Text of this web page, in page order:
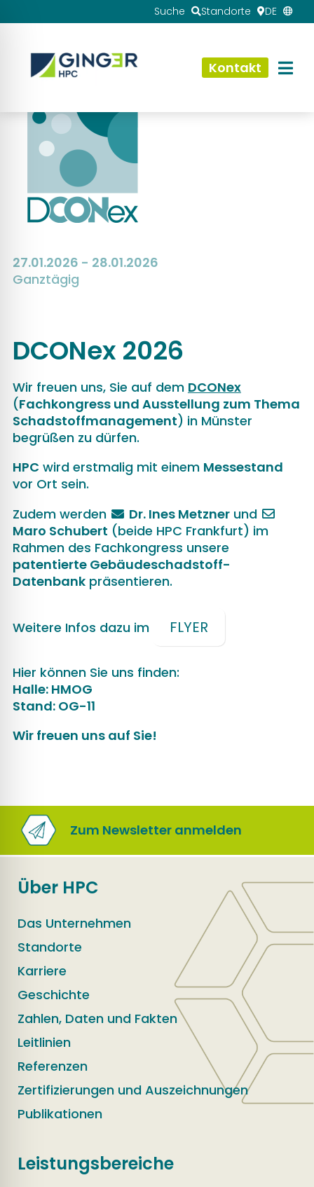
Suche Standorte DE
Kontakt
27.01.2026 - 28.01.2026
Ganztägig
DCONex 2026
Wir freuen uns, Sie auf dem DCONex
(Fachkongress und Ausstellung zum Thema
Schadstoffmanagement) in Münster
begrüßen zu dürfen.
HPC wird erstmalig mit einem Messestand
vor Ort sein.
Zudem werden
Dr. Ines Metznerund
Maro Schubert (beide HPC Frankfurt) im
Rahmen des Fachkongress unsere
patentierte Gebäudeschadstoff-
Datenbankpräsentieren.
Weitere Infos dazu im FLYER
Hier können Sie uns finden:
Halle: HMOG
Stand: OG-11
Wir freuen uns auf Sie!
Zum Newsletter anmelden
Über HPC
Das Unternehmen
Standorte
Karriere
Geschichte
Zahlen, Daten und Fakten
Leitlinien
Referenzen
Zertifizierungen und Auszeichnungen
Publikationen
Leistungsbereiche